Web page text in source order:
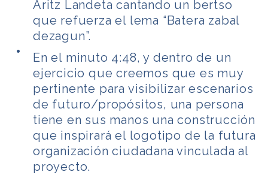
Aritz Landeta cantando un bertso
que refuerza el lema “Batera zabal
dezagun”.
En el minuto 4:48, y dentro de un
ejercicio que creemos que es muy
pertinente para visibilizar escenarios
de futuro/propósitos, una persona
tiene en sus manos una construcción
que inspirará el logotipo de la futura
organización ciudadana vinculada al
proyecto.